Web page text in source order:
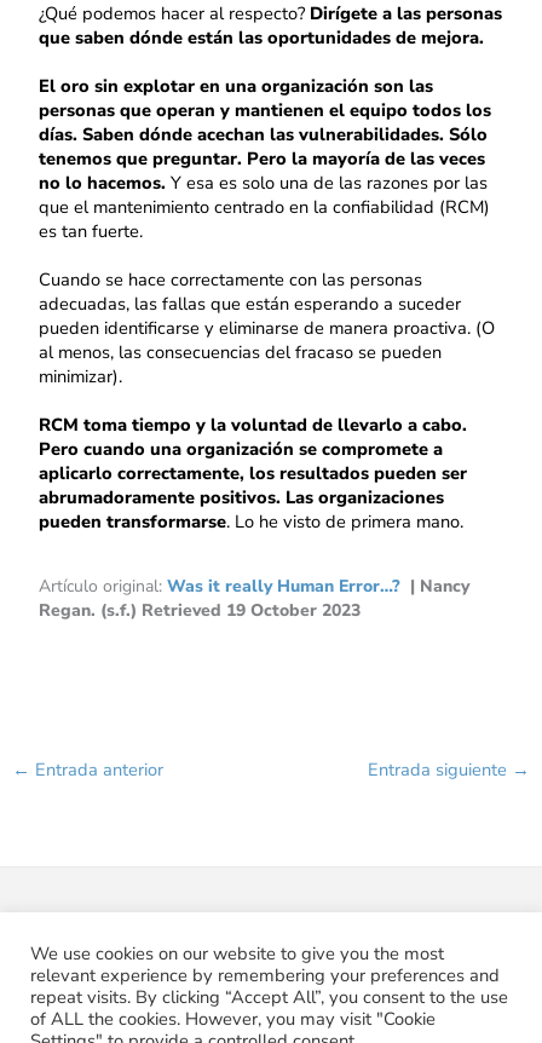
¿Qué podemos hacer al respecto? Dirígete a las personas
que saben dónde están las oportunidades de mejora.
El oro sin explotar en una organización son las
personas que operan y mantienen el equipo todos los
días. Saben dónde acechan las vulnerabilidades. Sólo
tenemos que preguntar. Pero la mayoría de las veces
no lo hacemos. Y esa es solo una de las razones por las
que el mantenimiento centrado en la confiabilidad (RCM)
es tan fuerte.
Cuando se hace correctamente con las personas
adecuadas, las fallas que están esperando a suceder
pueden identificarse y eliminarse de manera proactiva. (O
al menos, las consecuencias del fracaso se pueden
minimizar).
RCM toma tiempo y la voluntad de llevarlo a cabo.
Pero cuando una organización se compromete a
aplicarlo correctamente, los resultados pueden ser
abrumadoramente positivos. Las organizaciones
pueden transformarse. Lo he visto de primera mano.
Artículo original: Was it really Human Error…? | Nancy
Regan. (s.f.) Retrieved 19 October 2023
← Entrada anterior Entrada siguiente →
Copyright © 2026 Pabelon
We use cookies on our website to give you the most
relevant experience by remembering your preferences and
repeat visits. By clicking “Accept All”, you consent to the use
of ALL the cookies. However, you may visit "Cookie